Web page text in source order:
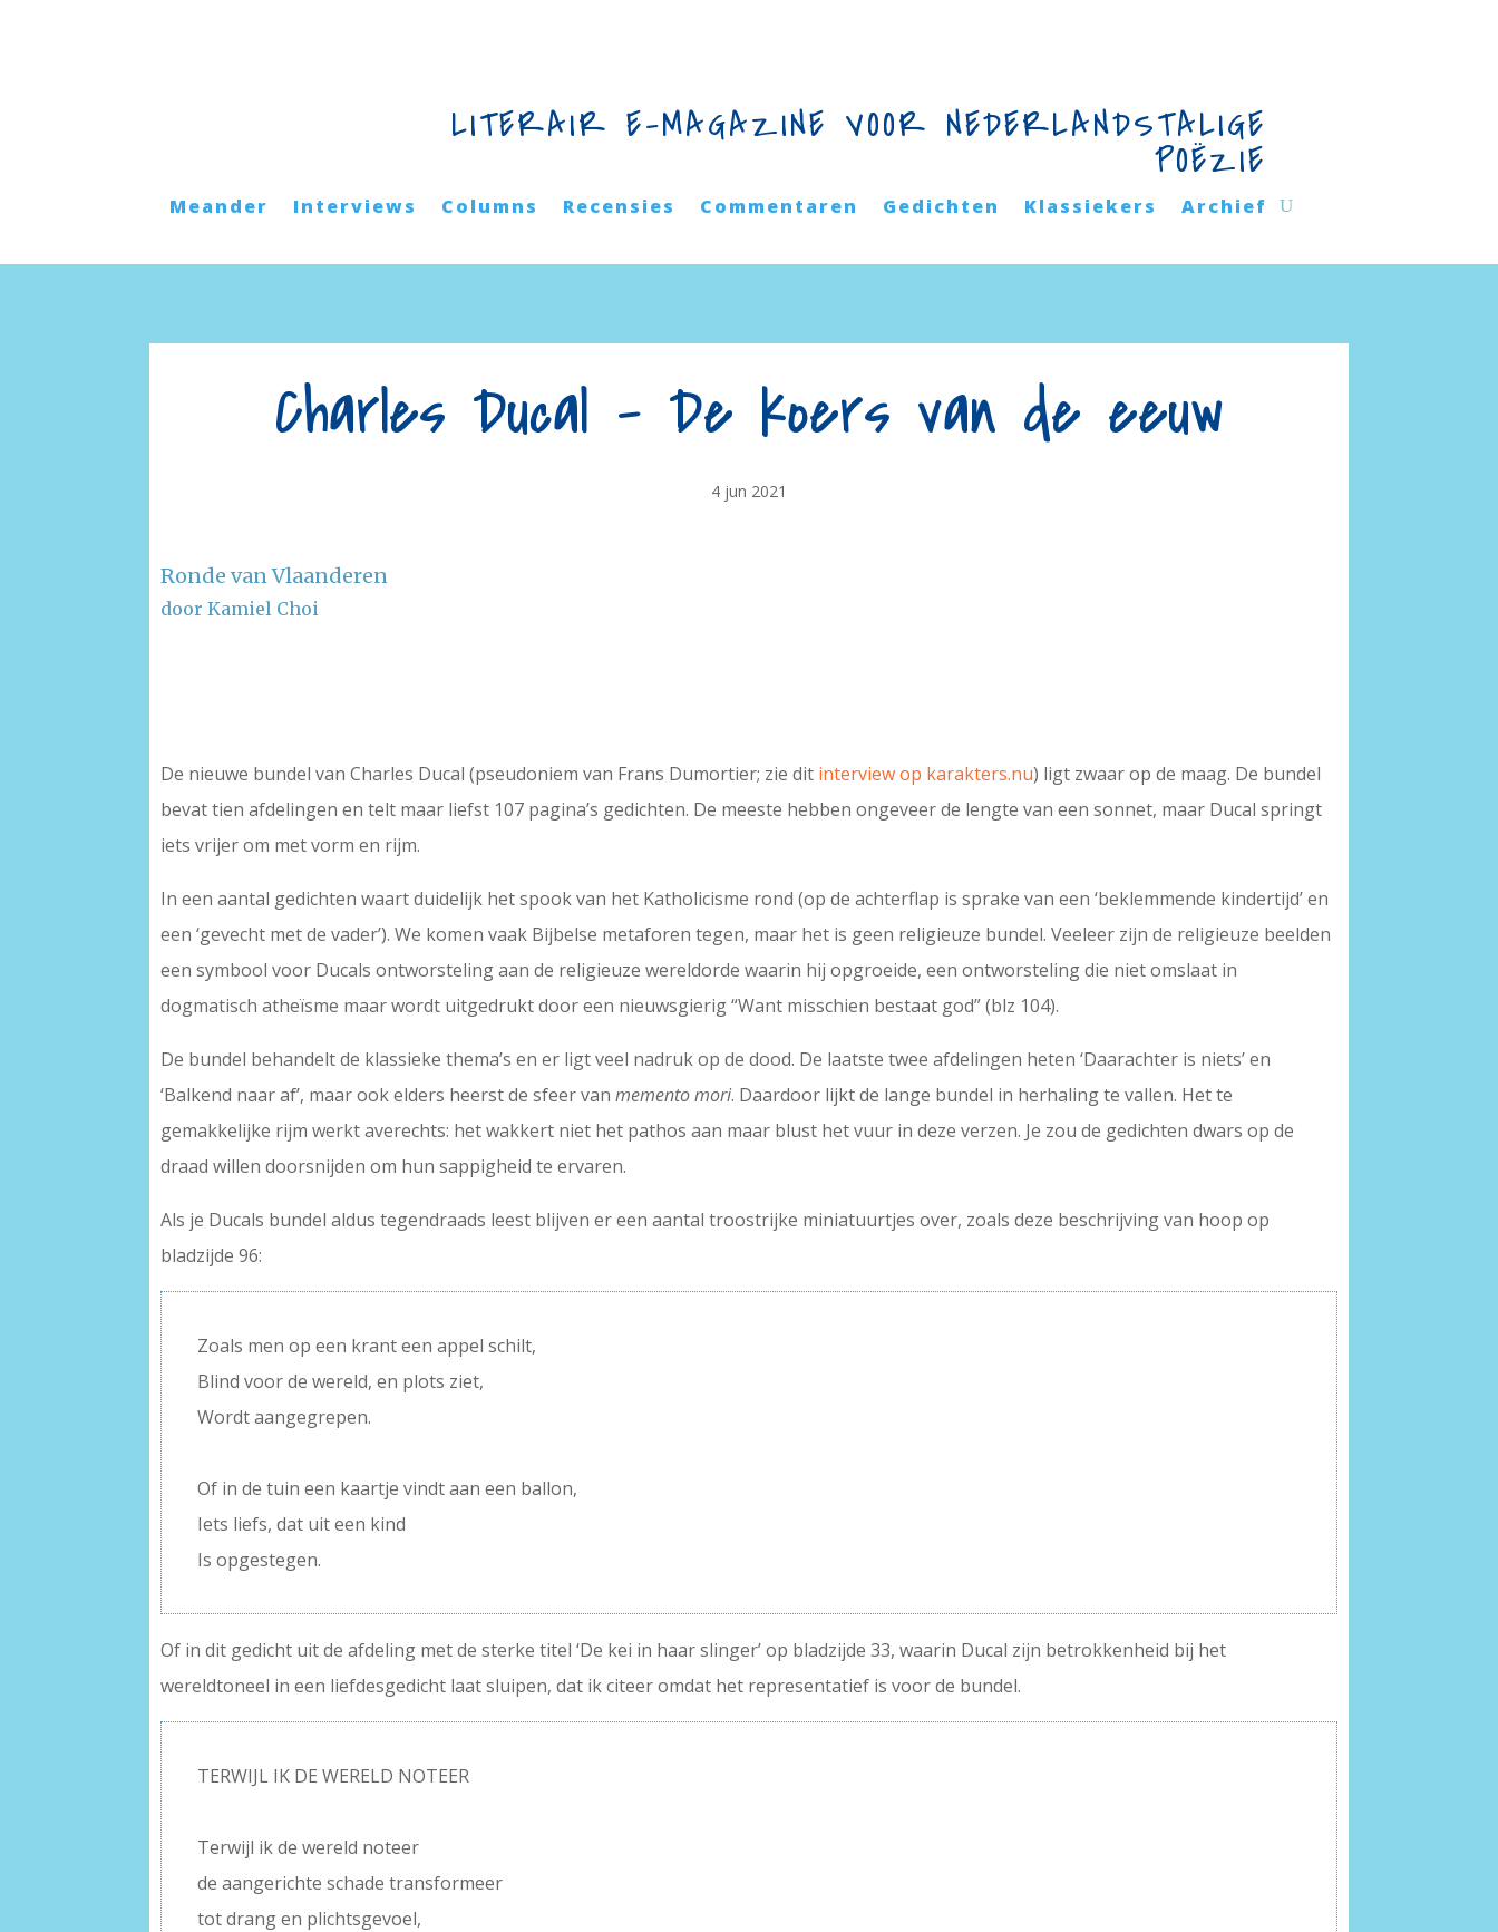
LITERAIR E-MAGAZINE VOOR NEDERLANDSTALIGE
POËZIE
Meander Interviews Columns Recensies Commentaren Gedichten Klassiekers Archief
Charles Ducal – De koers van de eeuw
4 jun 2021
Ronde van Vlaanderen
door Kamiel Choi
De nieuwe bundel van Charles Ducal (pseudoniem van Frans Dumortier; zie dit interview op karakters.nu) ligt zwaar op de maag. De bundel
bevat tien afdelingen en telt maar liefst 107 pagina’s gedichten. De meeste hebben ongeveer de lengte van een sonnet, maar Ducal springt
iets vrijer om met vorm en rijm.
In een aantal gedichten waart duidelijk het spook van het Katholicisme rond (op de achterflap is sprake van een ‘beklemmende kindertijd’ en
een ‘gevecht met de vader’). We komen vaak Bijbelse metaforen tegen, maar het is geen religieuze bundel. Veeleer zijn de religieuze beelden
een symbool voor Ducals ontworsteling aan de religieuze wereldorde waarin hij opgroeide, een ontworsteling die niet omslaat in
dogmatisch atheïsme maar wordt uitgedrukt door een nieuwsgierig “Want misschien bestaat god” (blz 104).
De bundel behandelt de klassieke thema’s en er ligt veel nadruk op de dood. De laatste twee afdelingen heten ‘Daarachter is niets’ en
‘Balkend naar af’, maar ook elders heerst de sfeer vanmemento mori. Daardoor lijkt de lange bundel in herhaling te vallen. Het te
gemakkelijke rijm werkt averechts: het wakkert niet het pathos aan maar blust het vuur in deze verzen. Je zou de gedichten dwars op de
draad willen doorsnijden om hun sappigheid te ervaren.
Als je Ducals bundel aldus tegendraads leest blijven er een aantal troostrijke miniatuurtjes over, zoals deze beschrijving van hoop op
bladzijde 96:
Zoals men op een krant een appel schilt,
Blind voor de wereld, en plots ziet,
Wordt aangegrepen.
Of in de tuin een kaartje vindt aan een ballon,
Iets liefs, dat uit een kind
Is opgestegen.
Of in dit gedicht uit de afdeling met de sterke titel ‘De kei in haar slinger’ op bladzijde 33, waarin Ducal zijn betrokkenheid bij het
wereldtoneel in een liefdesgedicht laat sluipen, dat ik citeer omdat het representatief is voor de bundel.
TERWIJL IK DE WERELD NOTEER
Terwijl ik de wereld noteer
de aangerichte schade transformeer
tot drang en plichtsgevoel,